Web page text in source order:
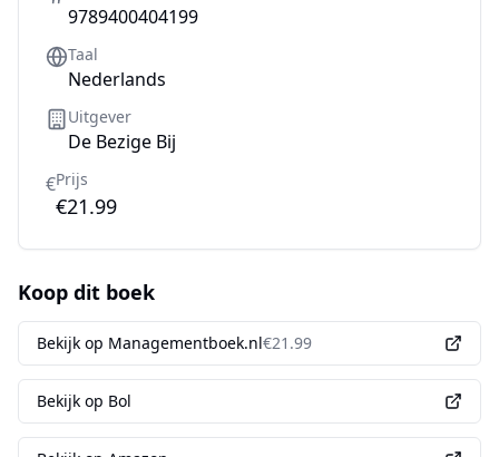
9789400404199
Taal
Nederlands
Uitgever
De Bezige Bij
€Prijs
€21.99
Koop dit boek
Bekijk op Managementboek.nl€21.99
Bekijk op Bol